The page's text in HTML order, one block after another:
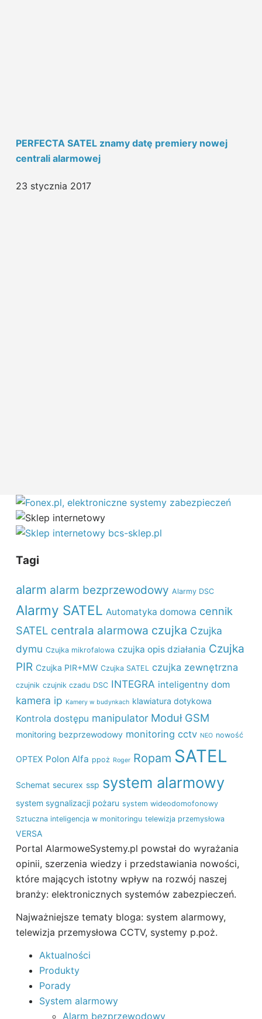
PERFECTA SATEL znamy datę premiery nowej
centrali alarmowej
23 stycznia 2017
Tagi
alarm alarm bezprzewodowy Alarmy DSC
Alarmy SATEL Automatyka domowa cennik
SATEL centrala alarmowa czujka Czujka
dymu Czujka mikrofalowa czujka opis działania Czujka
PIR Czujka PIR+MW Czujka SATEL czujka zewnętrzna
czujnik czujnik czadu DSC INTEGRA inteligentny dom
kamera ip Kamery w budynkach klawiatura dotykowa
Kontrola dostępu manipulator Moduł GSM
monitoring bezprzewodowy monitoring cctv NEO nowość
OPTEX Polon Alfa ppoż Roger Ropam SATEL
Schemat securex ssp system alarmowy
system sygnalizacji pożaru system wideodomofonowy
Sztuczna inteligencja w monitoringu telewizja przemysłowa
VERSA
Portal AlarmoweSystemy.pl powstał do wyrażania
opinii, szerzenia wiedzy i przedstawiania nowości,
które mających istotny wpływ na rozwój naszej
branży: elektronicznych systemów zabezpieczeń.
Najważniejsze tematy bloga: system alarmowy,
telewizja przemysłowa CCTV, systemy p.poż.
Aktualności
Produkty
Porady
System alarmowy
Alarm bezprzewodowy